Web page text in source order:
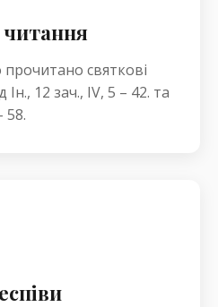
читання
прочитано святкові
12 зач., IV, 5 – 42. та
58.